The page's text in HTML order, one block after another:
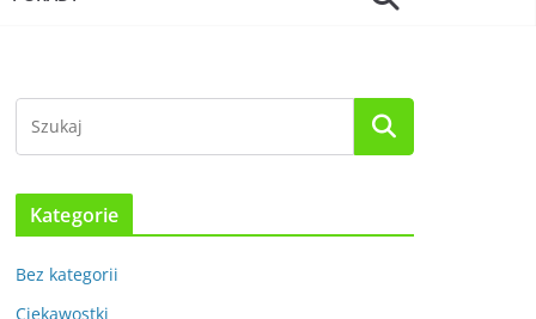
Kategorie
Bez kategorii
Ciekawostki